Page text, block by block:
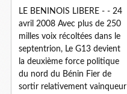
LE BENINOIS LIBERE - - 24
avril 2008 Avec plus de 250
milles voix récoltées dans le
septentrion, Le G13 devient
la deuxième force politique
du nord du Bénin Fier de
sortir relativement vainqueur